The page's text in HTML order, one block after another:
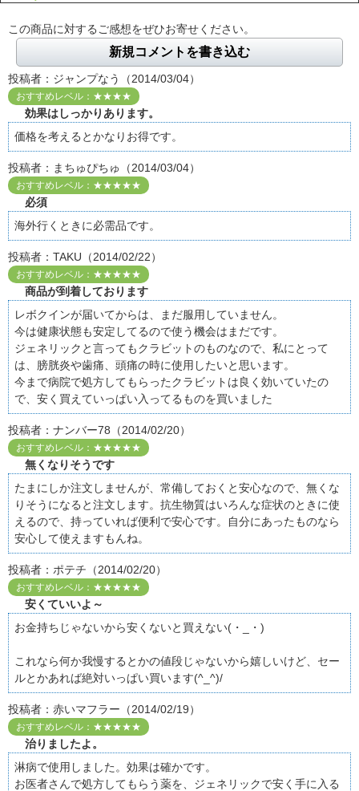
この商品に対するご感想をぜひお寄せください。
新規コメントを書き込む
投稿者：ジャンプなう（2014/03/04）
おすすめレベル：★★★★
効果はしっかりあります。
価格を考えるとかなりお得です。
投稿者：まちゅぴちゅ（2014/03/04）
おすすめレベル：★★★★★
必須
海外行くときに必需品です。
投稿者：TAKU（2014/02/22）
おすすめレベル：★★★★★
商品が到着しております
レボクインが届いてからは、まだ服用していません。
今は健康状態も安定してるので使う機会はまだです。
ジェネリックと言ってもクラビットのものなので、私にとって
は、膀胱炎や歯痛、頭痛の時に使用したいと思います。
今まで病院で処方してもらったクラビットは良く効いていたの
で、安く買えていっぱい入ってるものを買いました
投稿者：ナンバー78（2014/02/20）
おすすめレベル：★★★★★
無くなりそうです
たまにしか注文しませんが、常備しておくと安心なので、無くな
りそうになると注文します。抗生物質はいろんな症状のときに使
えるので、持っていれば便利で安心です。自分にあったものなら
安心して使えますもんね。
投稿者：ポテチ（2014/02/20）
おすすめレベル：★★★★★
安くていいよ～
お金持ちじゃないから安くないと買えない(・_・)
これなら何か我慢するとかの値段じゃないから嬉しいけど、セー
ルとかあれば絶対いっぱい買います(^_^)/
投稿者：赤いマフラー（2014/02/19）
おすすめレベル：★★★★★
治りましたよ。
淋病で使用しました。効果は確かです。
お医者さんで処方してもらう薬を、ジェネリックで安く手に入る